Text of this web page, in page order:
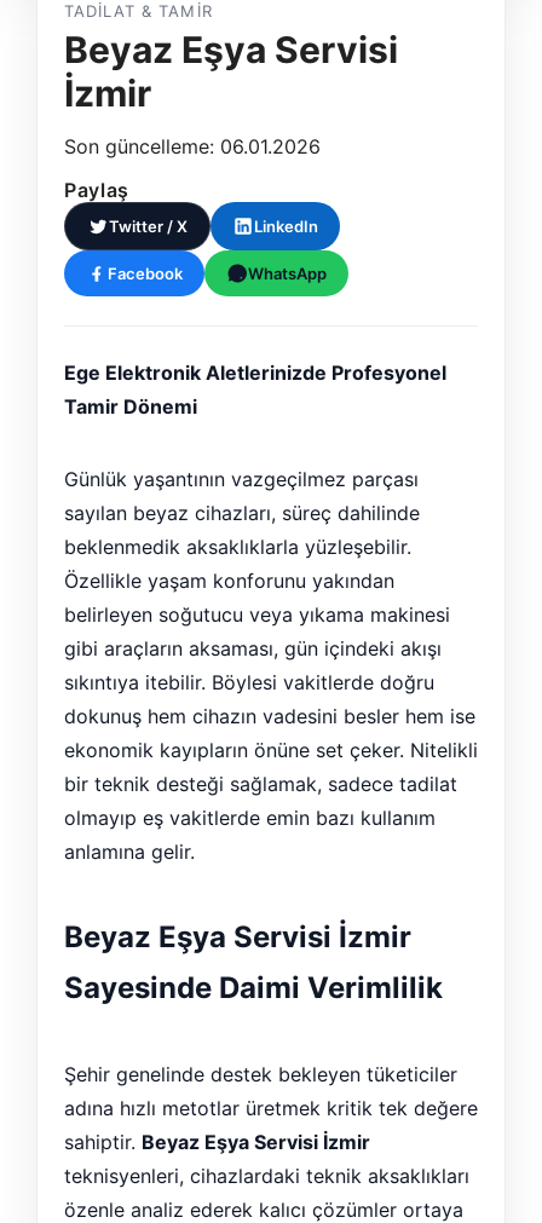
TADILAT & TAMIR
Beyaz Eşya Servisi
İzmir
Son güncelleme: 06.01.2026
Paylaş
Twitter / X LinkedIn
Facebook WhatsApp
Ege Elektronik Aletlerinizde Profesyonel
Tamir Dönemi
Günlük yaşantının vazgeçilmez parçası
sayılan beyaz cihazları, süreç dahilinde
beklenmedik aksaklıklarla yüzleşebilir.
Özellikle yaşam konforunu yakından
belirleyen soğutucu veya yıkama makinesi
gibi araçların aksaması, gün içindeki akışı
sıkıntıya itebilir. Böylesi vakitlerde doğru
dokunuş hem cihazın vadesini besler hem ise
ekonomik kayıpların önüne set çeker. Nitelikli
bir teknik desteği sağlamak, sadece tadilat
olmayıp eş vakitlerde emin bazı kullanım
anlamına gelir.
Beyaz Eşya Servisi İzmir
Sayesinde Daimi Verimlilik
Şehir genelinde destek bekleyen tüketiciler
adına hızlı metotlar üretmek kritik tek değere
sahiptir. Beyaz Eşya Servisi İzmir
teknisyenleri, cihazlardaki teknik aksaklıkları
özenle analiz ederek kalıcı çözümler ortaya